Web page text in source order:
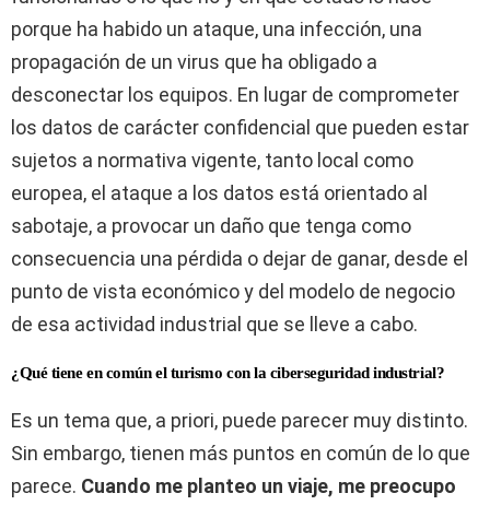
porque ha habido un ataque, una infección, una
propagación de un virus que ha obligado a
desconectar los equipos. En lugar de comprometer
los datos de carácter confidencial que pueden estar
sujetos a normativa vigente, tanto local como
europea, el ataque a los datos está orientado al
sabotaje, a provocar un daño que tenga como
consecuencia una pérdida o dejar de ganar, desde el
punto de vista económico y del modelo de negocio
de esa actividad industrial que se lleve a cabo.
¿Qué tiene en común el turismo con la ciberseguridad industrial?
Es un tema que, a priori, puede parecer muy distinto.
Sin embargo, tienen más puntos en común de lo que
parece. Cuando me planteo un viaje, me preocupo